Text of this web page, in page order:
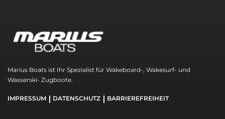
Marius Boats ist Ihr Spezialist für Wakeboard-, Wakesurf- und
Wasserski- Zugboote.
IMPRESSUM DATENSCHUTZ BARRIEREFREIHEIT